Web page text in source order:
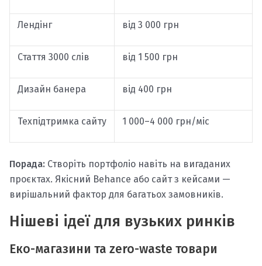
Лендінг від 3 000 грн
Стаття 3000 слів від 1 500 грн
Дизайн банера від 400 грн
Техпідтримка сайту 1 000–4 000 грн/міс
Порада: Створіть портфоліо навіть на вигаданих
проєктах. Якісний Behance або сайт з кейсами —
вирішальний фактор для багатьох замовників.
Нішеві ідеї для вузьких ринків
Еко-магазини та zero-waste товари